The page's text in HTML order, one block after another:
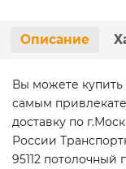
Описание
Вы можете
самым
доставку по
России
95112 потолочный